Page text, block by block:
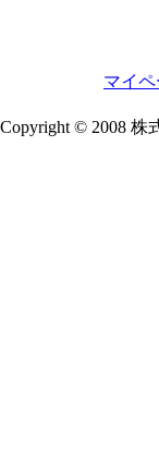
マイペ
Copyright © 2008 株